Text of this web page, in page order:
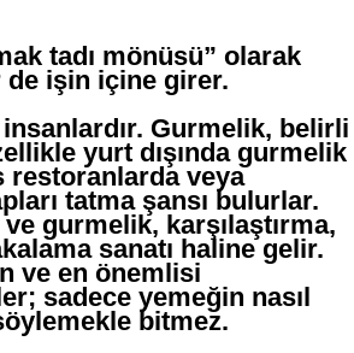
tadı mönüsü” olarak
de işin içine girer.
Gurmelik, belirli
yurt dışında gurmelik
restoranlarda veya
tatma şansı bulurlar.
gurmelik, karşılaştırma,
sanatı haline gelir.
ve en önemlisi
sadece yemeğin nasıl
bitmez.